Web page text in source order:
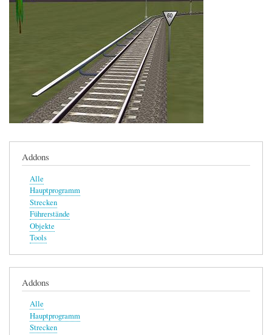
Addons
Alle
Hauptprogramm
Strecken
Führerstände
Objekte
Tools
Addons
Alle
Hauptprogramm
Strecken